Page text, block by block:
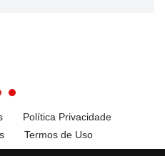
Política Privacidade
Termos de Uso